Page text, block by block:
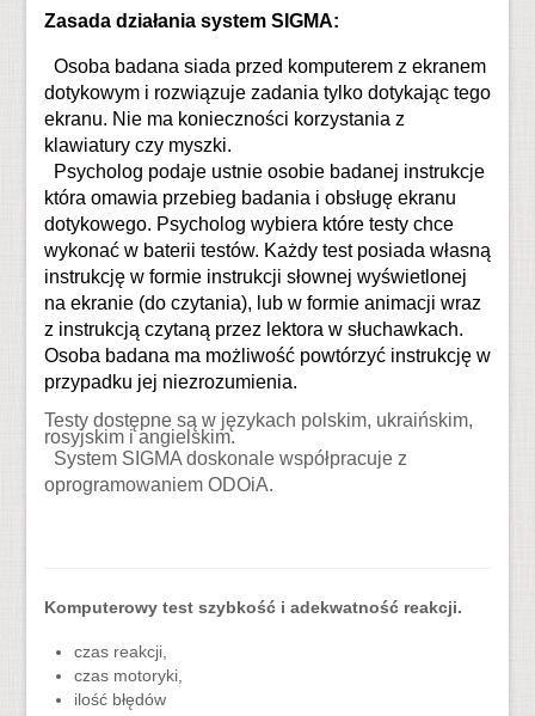
Zasada działania system SIGMA:
Osoba badana siada przed komputerem z ekranem
dotykowym i rozwiązuje zadania tylko dotykając tego
ekranu. Nie ma konieczności korzystania z
klawiatury czy myszki.
Psycholog podaje ustnie osobie badanej instrukcje
która omawia przebieg badania i obsługę ekranu
dotykowego. Psycholog wybiera które testy chce
wykonać w baterii testów. Każdy test posiada własną
instrukcję w formie instrukcji słownej wyświetlonej
na ekranie (do czytania), lub w formie animacji wraz
z instrukcją czytaną przez lektora w słuchawkach.
Osoba badana ma możliwość powtórzyć instrukcję w
przypadku jej niezrozumienia.
Testy dostępne są w językach polskim, ukraińskim,
rosyjskim i angielskim.
System SIGMA doskonale współpracuje z
oprogramowaniem ODOiA.
Komputerowy test szybkość i adekwatność reakcji.
czas reakcji,
czas motoryki,
ilość błędów